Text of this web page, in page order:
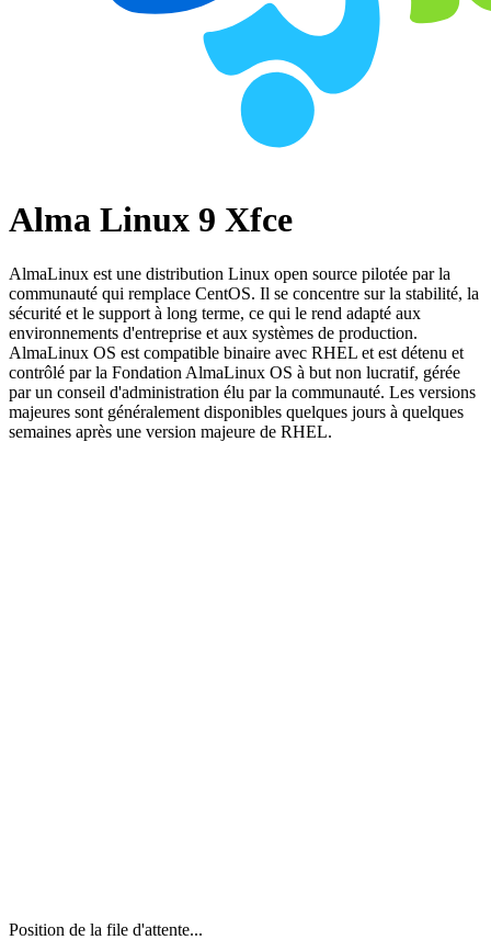
Alma Linux 9 Xfce
AlmaLinux est une distribution Linux open source pilotée par la
communauté qui remplace CentOS. Il se concentre sur la stabilité, la
sécurité et le support à long terme, ce qui le rend adapté aux
environnements d'entreprise et aux systèmes de production.
AlmaLinux OS est compatible binaire avec RHEL et est détenu et
contrôlé par la Fondation AlmaLinux OS à but non lucratif, gérée
par un conseil d'administration élu par la communauté. Les versions
majeures sont généralement disponibles quelques jours à quelques
semaines après une version majeure de RHEL.
Position de la file d'attente...